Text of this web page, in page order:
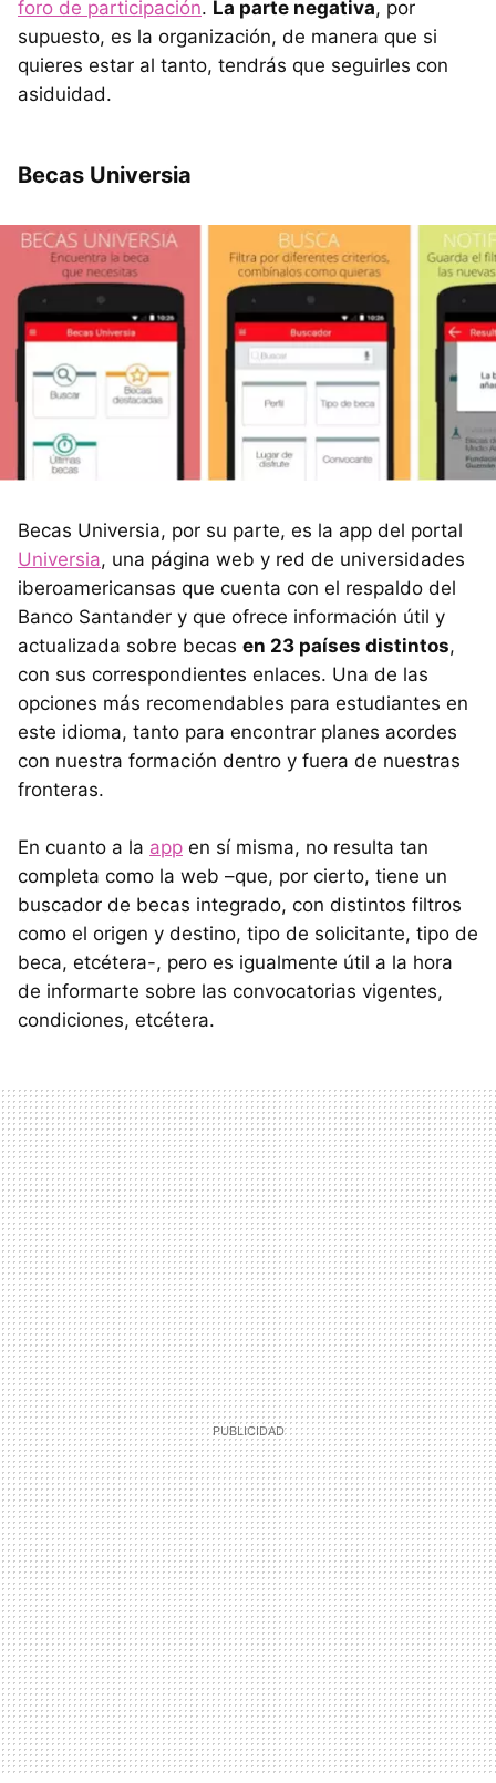
foro de participación. La parte negativa, por
supuesto, es la organización, de manera que si
quieres estar al tanto, tendrás que seguirles con
asiduidad.
Becas Universia
Becas Universia, por su parte, es la app del portal
Universia, una página web y red de universidades
iberoamericansas que cuenta con el respaldo del
Banco Santander y que ofrece información útil y
actualizada sobre becas en 23 países distintos,
con sus correspondientes enlaces. Una de las
opciones más recomendables para estudiantes en
este idioma, tanto para encontrar planes acordes
con nuestra formación dentro y fuera de nuestras
fronteras.
En cuanto a la app en sí misma, no resulta tan
completa como la web –que, por cierto, tiene un
buscador de becas integrado, con distintos filtros
como el origen y destino, tipo de solicitante, tipo de
beca, etcétera-, pero es igualmente útil a la hora
de informarte sobre las convocatorias vigentes,
condiciones, etcétera.